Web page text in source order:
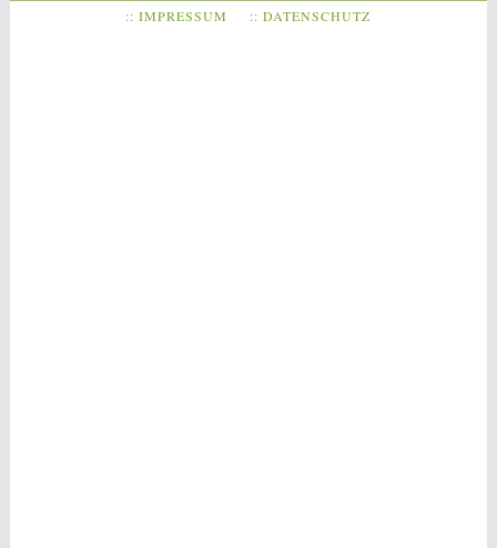
:: IMPRESSUM :: DATENSCHUTZ